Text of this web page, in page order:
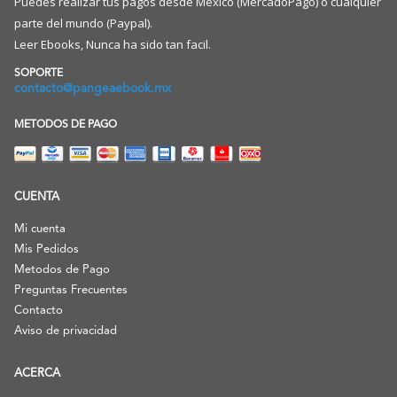
parte del mundo (Paypal).
Leer Ebooks, Nunca ha sido tan facil.
SOPORTE
contacto@pangeaebook.mx
METODOS DE PAGO
CUENTA
Mi cuenta
Mis Pedidos
Metodos de Pago
Preguntas Frecuentes
Contacto
Aviso de privacidad
ACERCA